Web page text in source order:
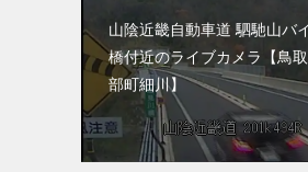
山陰近畿自動車道 駟馳山バ
橋付近のライブカメラ【鳥
部町細川】